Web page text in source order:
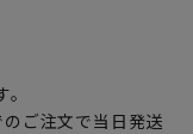
ご注文で当日発送